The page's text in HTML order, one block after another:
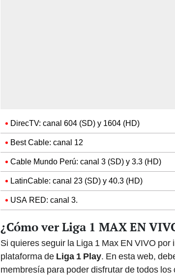
DirecTV: canal 604 (SD) y 1604 (HD)
Best Cable: canal 12
Cable Mundo Perú: canal 3 (SD) y 3.3 (HD)
LatinCable: canal 23 (SD) y 40.3 (HD)
USA RED: canal 3.
¿Cómo ver Liga 1 MAX EN
Si quieres seguir la Liga 1 Max EN VIVO
plataforma de Liga 1 Play. En esta web,
membresía para poder disfrutar de todos